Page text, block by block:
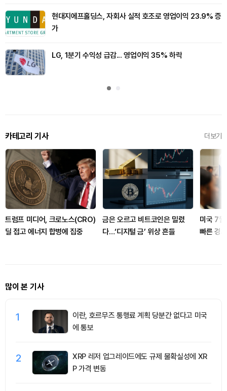
현대지에프홀딩스, 자회사 실적 호조로 영업이익 23.9% 증
가
LG, 1분기 수익성 급감... 영업이익 35% 하락
카테고리 기사 더보기
트럼프 미디어, 크로노스(CRO)
딜 접고 에너지 합병에 집중
금은 오르고 비트코인은 밀렸
다…‘디지털 금’ 위상 흔들
미국 7월
빠른 경
많이 본 기사
1
이란, 호르무즈 통행료 계획 당분간 없다고 미국
에 통보
2
XRP 레저 업그레이드에도 규제 불확실성에 XR
P 가격 변동